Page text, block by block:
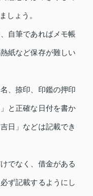
しょう。
自筆であればメモ帳
紙など保存が難しい
、捺印、印鑑の押印
と正確な日付を書か
日」などは記載でき
でなく、借金がある
ず記載するようにし